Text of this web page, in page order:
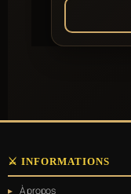
⚔️ INFORMATIONS
À propos